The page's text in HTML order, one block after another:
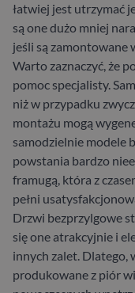
łatwiej jest utrzymać
są one dużo mniej
jeśli są zamontowane
Warto zaznaczyć, że
pomoc specjalisty.
niż w przypadku
montażu mogą
samodzielnie modele
powstania bardzo
framugą, która z
pełni
Drzwi bezprzylgowe
się one atrakcyjnie i
innych zalet. Dlatego,
produkowane z piór